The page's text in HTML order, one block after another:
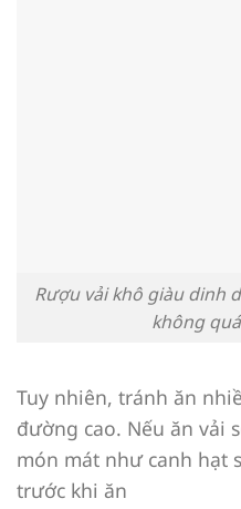
Rượu vải khô giàu dinh
không
Tuy nhiên, tránh ăn
đường cao. Nếu ăn vải
món mát như canh hạt
trước khi ăn